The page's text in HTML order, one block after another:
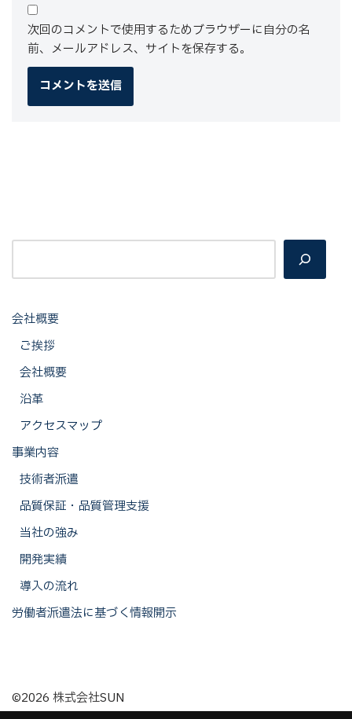
次回のコメントで使用するためブラウザーに自分の名
前、メールアドレス、サイトを保存する。
会社概要
ご挨拶
会社概要
沿革
アクセスマップ
事業内容
技術者派遣
品質保証・品質管理支援
当社の強み
開発実績
導入の流れ
労働者派遣法に基づく情報開示
©2026 株式会社SUN